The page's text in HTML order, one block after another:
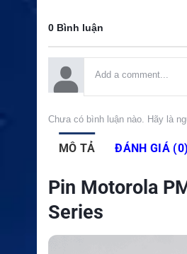
0 Bình luận
Chưa có bình luận nào. Hãy là
MÔ TẢ ĐÁNH GIÁ (0)
Pin Motorola
Series